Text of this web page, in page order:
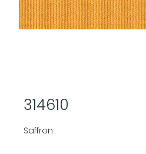
314610
Saffron